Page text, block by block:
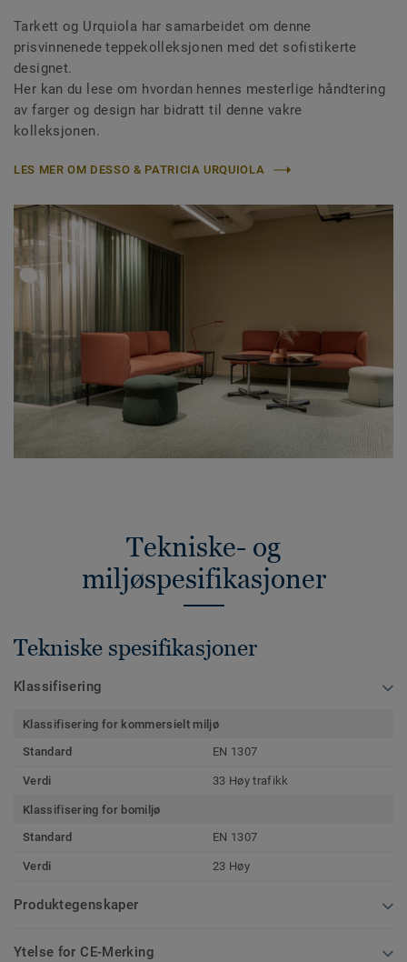
Tarkett og Urquiola har samarbeidet om denne
prisvinnenede teppekolleksjonen med det sofistikerte
designet.
Her kan du lese om hvordan hennes mesterlige håndtering
av farger og design har bidratt til denne vakre
kolleksjonen.
LES MER OM DESSO & PATRICIA URQUIOLA
Tekniske- og
miljøspesifikasjoner
Tekniske spesifikasjoner
Klassifisering
Klassifisering for kommersielt miljø
Standard
EN 1307
Verdi 33 Høy trafikk
Klassifisering for bomiljø
Standard
EN 1307
Verdi 23 Høy
Produktegenskaper
Ytelse for CE-Merking